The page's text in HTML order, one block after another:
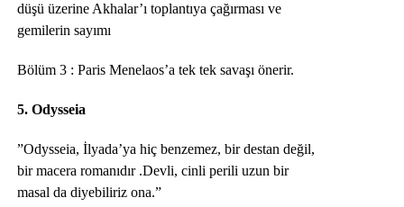
düşü üzerine Akhalar’ı toplantıya çağırması ve
gemilerin sayımı
Bölüm 3 : Paris Menelaos’a tek tek savaşı önerir.
5. Odysseia
”Odysseia, İlyada’ya hiç benzemez, bir destan değil,
bir macera romanıdır .Devli, cinli perili uzun bir
masal da diyebiliriz ona.”